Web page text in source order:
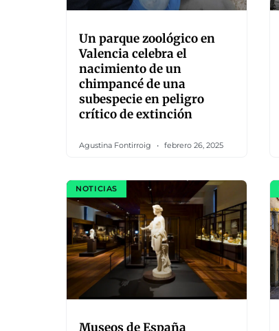
Un parque zoológico en
Valencia celebra el
nacimiento de un
chimpancé de una
subespecie en peligro
crítico de extinción
Agustina Fontirroig febrero 26, 2025
NOTICIAS
Museos de España